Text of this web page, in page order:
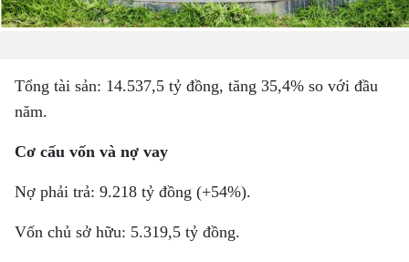
Tổng tài sản: 14.537,5 tỷ đồng, tăng 35,4% so với đầu
năm.
Cơ cấu vốn và nợ vay
Nợ phải trả: 9.218 tỷ đồng (+54%).
Vốn chủ sở hữu: 5.319,5 tỷ đồng.